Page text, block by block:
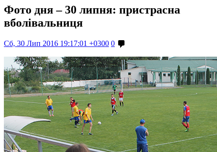
Фото дня – 30 липня: пристрасна
вболівальниця
Сб, 30 Лип 2016 19:17:01 +0300 0